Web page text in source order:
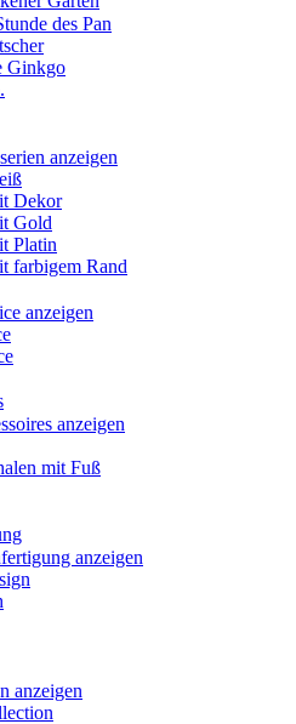
des Pan
Ginkgo
anzeigen
Dekor
Gold
Platin
farbigem Rand
anzeigen
anzeigen
mit Fuß
anzeigen
anzeigen